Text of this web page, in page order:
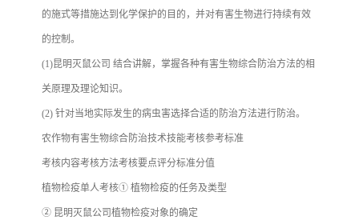
的施式等措施达到化学保护的目的，并对有害生物进行持续有效
的控制。
(1)昆明灭鼠公司 结合讲解，掌握各种有害生物综合防治方法的相
关原理及理论知识。
(2) 针对当地实际发生的病虫害选择合适的防治方法进行防治。
农作物有害生物综合防治技术技能考核参考标准
考核内容考核方法考核要点评分标准分值
植物检疫单人考核① 植物检疫的任务及类型
② 昆明灭鼠公司植物检疫对象的确定